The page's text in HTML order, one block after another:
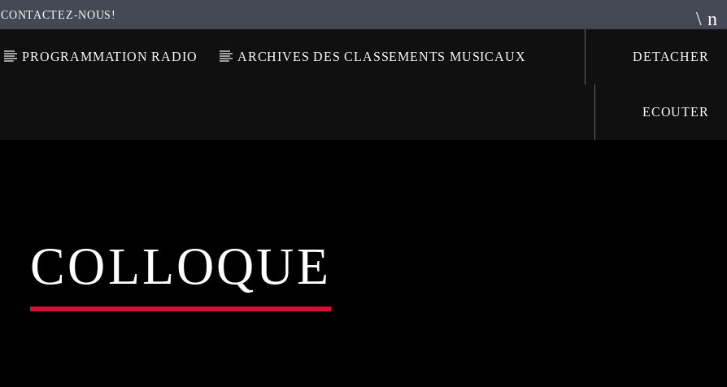
CONTACTEZ-NOUS!
PROGRAMMATION RADIO ARCHIVES DES CLASSEMENTS MUSICAUX DETACHER
ECOUTER
COLLOQUE